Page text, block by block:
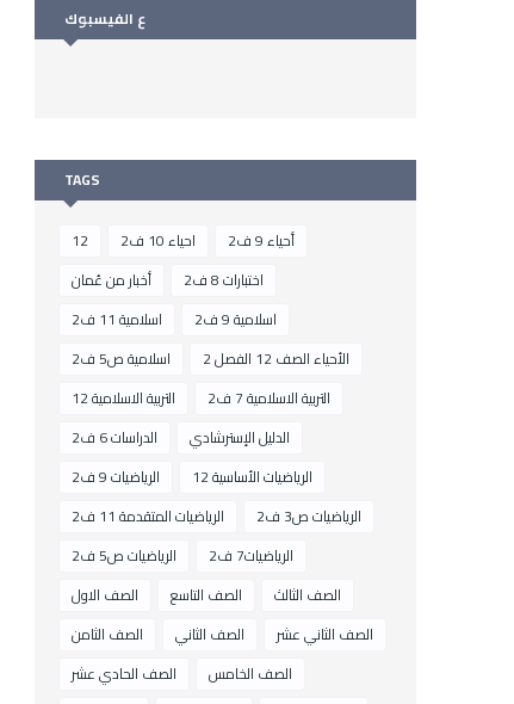
ع الفيسبوك
TAGS
12 احياء 10 ف2
أحياء 9 ف2
أخبار من عُمان
اختبارات 8 ف2
اسلامية 11 ف2
اسلامية 9 ف2
اسلامية ص5 ف2
الأحياء الصف 12 الفصل 2
التربية الاسلامية 12
التربية الاسلامية 7 ف2
الدراسات 6 ف2
الدليل الإسترشادي
الرياضيات 9 ف2
الرياضيات الأساسية 12
الرياضيات المتقدمة 11 ف2
الرياضيات ص3 ف2
الرياضيات ص5 ف2
الرياضيات7 ف2
الصف الاول
الصف التاسع
الصف الثالث
الصف الثامن
الصف الثاني
الصف الثاني عشر
الصف الحادي عشر
الصف الخامس